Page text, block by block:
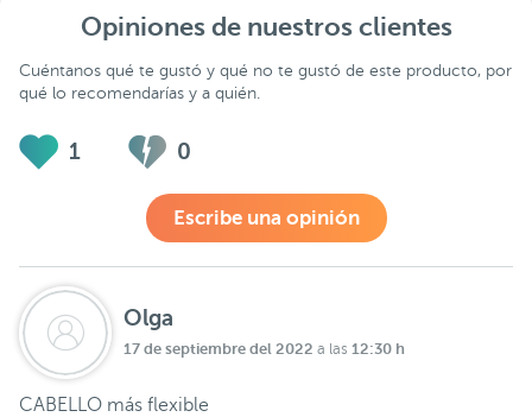
Opiniones de nuestros clientes
Cuéntanos qué te gustó y qué no te gustó de este producto, por
qué lo recomendarías y a quién.
1 0
Escribe una opinión
Olga
17 de septiembre del 2022 a las 12:30 h
CABELLO más flexible